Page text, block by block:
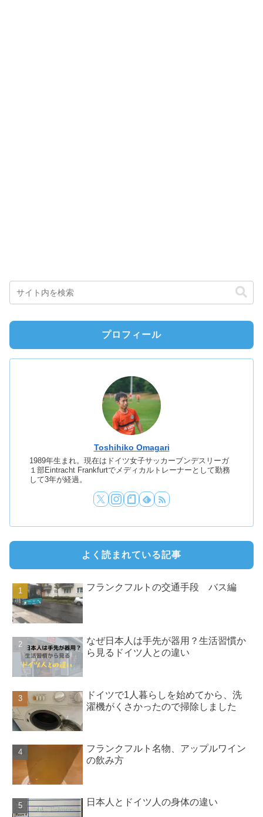
プロフィール
Toshihiko Omagari
1989年生まれ。現在はドイツ女子サッカーブンデスリーガ
１部Eintracht Frankfurtでメディカルトレーナーとして勤務
して3年が経過。
よく読まれている記事
フランクフルトの交通手段 バス編
なぜ日本人は手先が器用？生活習慣か
ら見るドイツ人との違い
ドイツで1人暮らしを始めてから、洗
濯機がくさかったので掃除しました
フランクフルト名物、アップルワイン
の飲み方
日本人とドイツ人の身体の違い